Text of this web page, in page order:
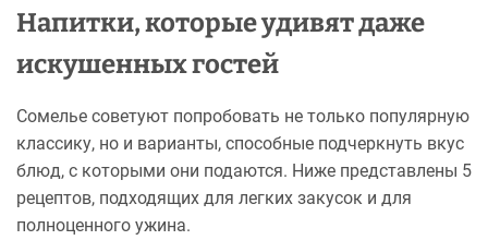
Напитки, которые удивят даже
искушенных гостей
Сомелье советуют попробовать не только популярную
классику, но и варианты, способные подчеркнуть вкус
блюд, с которыми они подаются. Ниже представлены 5
рецептов, подходящих для легких закусок и для
полноценного ужина.